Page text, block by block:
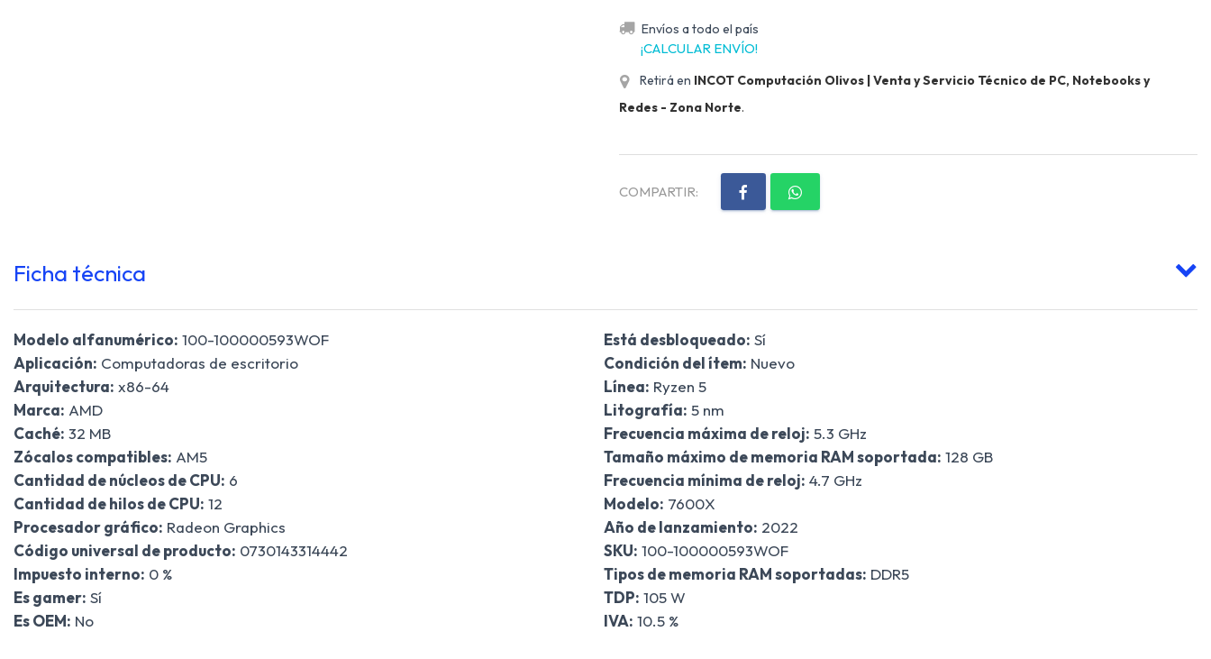
Envíos a todo el país
¡CALCULAR ENVÍO!
Retirá en INCOT Computación Olivos | Venta y Servicio Técnico de PC, Notebooks y
Redes - Zona Norte.
COMPARTIR:
Ficha técnica
Modelo alfanumérico: 100-100000593WOF
Aplicación: Computadoras de escritorio
Arquitectura: x86-64
Marca: AMD
Caché: 32 MB
Zócalos compatibles: AM5
Cantidad de núcleos de CPU: 6
Cantidad de hilos de CPU: 12
Procesador gráfico: Radeon Graphics
Código universal de producto: 0730143314442
Impuesto interno: 0 %
Es gamer: Sí
Es OEM: No
Está desbloqueado: Sí
Condición del ítem: Nuevo
Línea: Ryzen 5
Litografía: 5 nm
Frecuencia máxima de reloj: 5.3 GHz
Tamaño máximo de memoria RAM soportada: 128 GB
Frecuencia mínima de reloj: 4.7 GHz
Modelo: 7600X
Año de lanzamiento: 2022
SKU: 100-100000593WOF
Tipos de memoria RAM soportadas: DDR5
TDP: 105 W
IVA: 10.5 %